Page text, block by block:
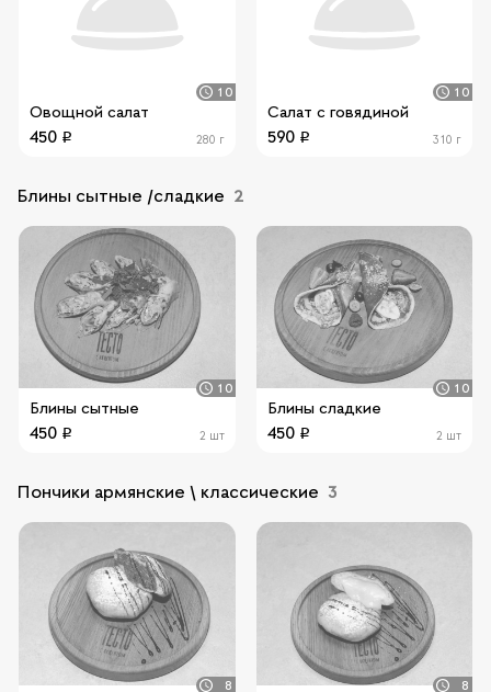
10
Овощной салат
450 280 г
10
Салат с говядиной
590 310 г
Блины сытные /сладкие 2
10
Блины сытные
450 2 шт
10
Блины сладкие
450 2 шт
Пончики армянские \ классические 3
8 8